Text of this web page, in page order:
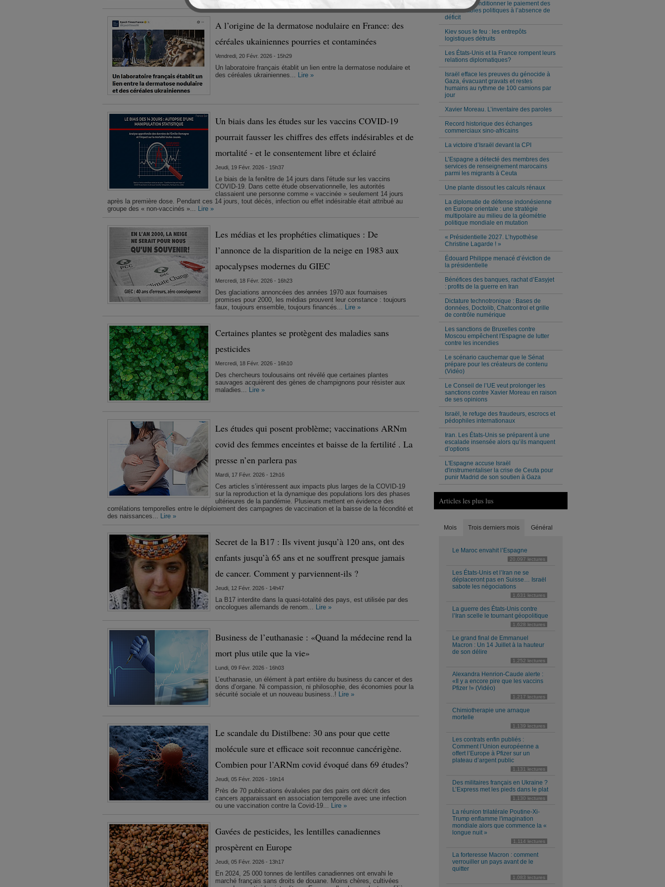
A l’origine de la dermatose nodulaire en France: des
céréales ukainiennes pourries et contaminées
Vendredi, 20 Févr. 2026 - 15h29
Un laboratoire français établit un lien entre la dermatose nodulaire et
des céréales ukrainiennes... Lire »
Un biais dans les études sur les vaccins COVID-19
pourrait fausser les chiffres des effets indésirables et de
mortalité - et le consentement libre et éclairé
Jeudi, 19 Févr. 2026 - 15h37
Le biais de la fenêtre de 14 jours dans l'étude sur les vaccins
COVID-19. Dans cette étude observationnelle, les autorités
classaient une personne comme « vaccinée » seulement 14 jours
après la première dose. Pendant ces 14 jours, tout décès, infection ou effet indésirable était attribué au
groupe des « non-vaccinés »... Lire »
Les médias et les prophéties climatiques : De
l’annonce de la disparition de la neige en 1983 aux
apocalypses modernes du GIEC
Mercredi, 18 Févr. 2026 - 16h23
Des glaciations annoncées des années 1970 aux fournaises
promises pour 2000, les médias prouvent leur constance : toujours
faux, toujours ensemble, toujours financés... Lire »
Certaines plantes se protègent des maladies sans
pesticides
Mercredi, 18 Févr. 2026 - 16h10
Des chercheurs toulousains ont révélé que certaines plantes
sauvages acquièrent des gènes de champignons pour résister aux
maladies... Lire »
Les études qui posent problème; vaccinations ARNm
covid des femmes enceintes et baisse de la fertilité . La
presse n’en parlera pas
Mardi, 17 Févr. 2026 - 12h16
Ces articles s’intéressent aux impacts plus larges de la COVID-19
sur la reproduction et la dynamique des populations lors des phases
ultérieures de la pandémie. Plusieurs mettent en évidence des
corrélations temporelles entre le déploiement des campagnes de vaccination et la baisse de la fécondité et
des naissances... Lire »
Secret de la B17 : Ils vivent jusqu’à 120 ans, ont des
enfants jusqu’à 65 ans et ne souffrent presque jamais
de cancer. Comment y parviennent-ils ?
Jeudi, 12 Févr. 2026 - 14h47
La B17 interdite dans la quasi-totalité des pays, est utilisée par des
oncologues allemands de renom... Lire »
Business de l’euthanasie : «Quand la médecine rend la
mort plus utile que la vie»
Lundi, 09 Févr. 2026 - 16h03
L’euthanasie, un élément à part entière du business du cancer et des
dons d’organe. Ni compassion, ni philosophie, des économies pour la
sécurité sociale et un nouveau business..! Lire »
Le scandale du Distilbene: 30 ans pour que cette
molécule sure et efficace soit reconnue cancérigène.
Combien pour l’ARNm covid évoqué dans 69 études?
Jeudi, 05 Févr. 2026 - 16h14
Près de 70 publications évaluées par des pairs ont décrit des
cancers apparaissant en association temporelle avec une infection
ou une vaccination contre la Covid-19... Lire »
Gavées de pesticides, les lentilles canadiennes
prospèrent en Europe
Jeudi, 05 Févr. 2026 - 13h17
En 2024, 25 000 tonnes de lentilles canadiennes ont envahi le
marché français sans droits de douane. Moins chères, cultivées
Milei veut conditionner le paiement des
responsables politiques à l’absence de
déficit
Kiev sous le feu : les entrepôts
logistiques détruits
Les États-Unis et la France rompent leurs
relations diplomatiques?
Israël efface les preuves du génocide à
Gaza, évacuant gravats et restes
humains au rythme de 100 camions par
jour
Xavier Moreau. L’inventaire des paroles
Record historique des échanges
commerciaux sino-africains
La victoire d’Israël devant la CPI
L’Espagne a détecté des membres des
services de renseignement marocains
parmi les migrants à Ceuta
Une plante dissout les calculs rénaux
La diplomatie de défense indonésienne
en Europe orientale : une stratégie
multipolaire au milieu de la géométrie
politique mondiale en mutation
« Présidentielle 2027. L’hypothèse
Christine Lagarde ! »
Édouard Philippe menacé d’éviction de
la présidentielle
Bénéfices des banques, rachat d’Easyjet
: profits de la guerre en Iran
Dictature technotronique : Bases de
données, Doctolib, Chatcontrol et grille
de contrôle numérique
Les sanctions de Bruxelles contre
Moscou empêchent l'Espagne de lutter
contre les incendies
Le scénario cauchemar que le Sénat
prépare pour les créateurs de contenu
(Vidéo)
Le Conseil de l’UE veut prolonger les
sanctions contre Xavier Moreau en raison
de ses opinions
Israël, le refuge des fraudeurs, escrocs et
pédophiles internationaux
Iran. Les États-Unis se préparent à une
escalade insensée alors qu’ils manquent
d’options
L'Espagne accuse Israël
d'instrumentaliser la crise de Ceuta pour
punir Madrid de son soutien à Gaza
Articles les plus lus
Mois Trois derniers mois Général
Le Maroc envahit l’Espagne
20,097 lectures
Les États-Unis et l’Iran ne se
déplaceront pas en Suisse… Israël
sabote les négociations
1,631 lectures
La guerre des États-Unis contre
l’Iran scelle le tournant géopolitique
1,628 lectures
Le grand final de Emmanuel
Macron : Un 14 Juillet à la hauteur
de son délire
1,252 lectures
Alexandra Henrion-Caude alerte :
«Il y a encore pire que les vaccins
Pfizer !» (Vidéo)
1,217 lectures
Chimiotherapie une arnaque
mortelle
1,139 lectures
Les contrats enfin publiés :
Comment l’Union européenne a
offert l’Europe à Pfizer sur un
plateau d’argent public
1,131 lectures
Des militaires français en Ukraine ?
L’Express met les pieds dans le plat
1,130 lectures
La réunion trilatérale Poutine-Xi-
Trump enflamme l'imagination
mondiale alors que commence la «
longue nuit »
1,114 lectures
La forteresse Macron : comment
verrouiller un pays avant de le
quitter
1,083 lectures